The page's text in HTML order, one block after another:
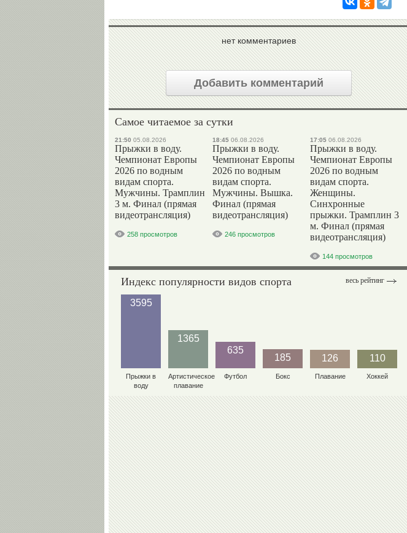
нет комментариев
Добавить комментарий
Самое читаемое за сутки
21:50 05.08.2026
Прыжки в воду.
Чемпионат Европы
2026 по водным
видам спорта.
Мужчины. Трамплин
3 м. Финал (прямая
видеотрансляция)
258 просмотров
18:45 06.08.2026
Прыжки в воду.
Чемпионат Европы
2026 по водным
видам спорта.
Мужчины. Вышка.
Финал (прямая
видеотрансляция)
246 просмотров
17:05 06.08.2026
Прыжки в воду.
Чемпионат Европы
2026 по водным
видам спорта.
Женщины.
Синхронные
прыжки. Трамплин 3
м. Финал (прямая
видеотрансляция)
144 просмотров
весь рейтинг
Индекс популярности видов спорта
3595
Прыжки в
воду
1365
Артистическое
плавание
635
Футбол
185
Бокс
126
Плавание
110
Хоккей